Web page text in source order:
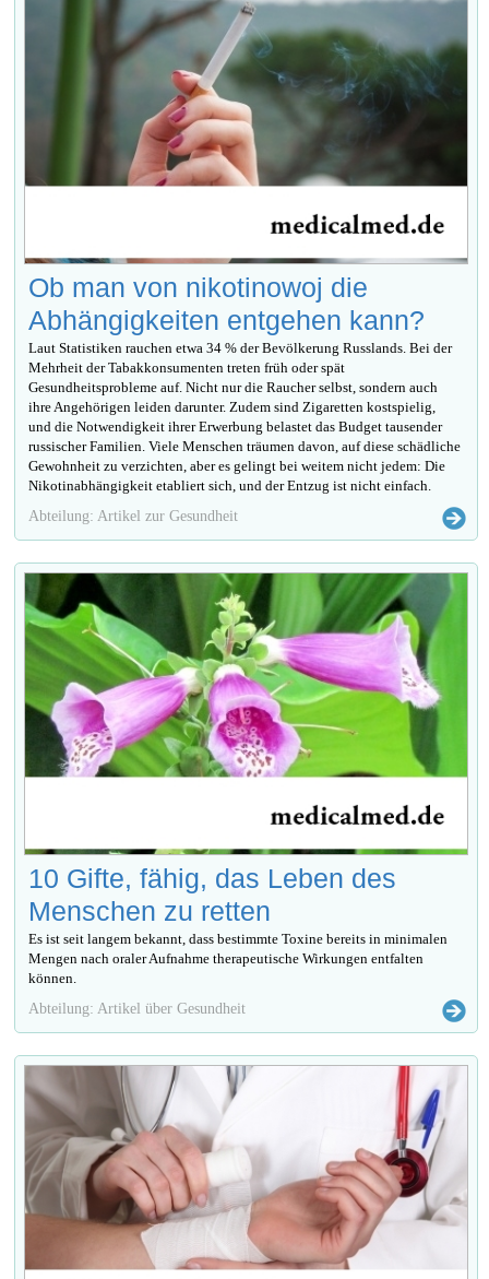
Ob man von nikotinowoj die
Abhängigkeiten entgehen kann?
Laut Statistiken rauchen etwa 34 % der Bevölkerung Russlands. Bei der
Mehrheit der Tabakkonsumenten treten früh oder spät
Gesundheitsprobleme auf. Nicht nur die Raucher selbst, sondern auch
ihre Angehörigen leiden darunter. Zudem sind Zigaretten kostspielig,
und die Notwendigkeit ihrer Erwerbung belastet das Budget tausender
russischer Familien. Viele Menschen träumen davon, auf diese schädliche
Gewohnheit zu verzichten, aber es gelingt bei weitem nicht jedem: Die
Nikotinabhängigkeit etabliert sich, und der Entzug ist nicht einfach.
Abteilung: Artikel zur Gesundheit
10 Gifte, fähig, das Leben des
Menschen zu retten
Es ist seit langem bekannt, dass bestimmte Toxine bereits in minimalen
Mengen nach oraler Aufnahme therapeutische Wirkungen entfalten
können.
Abteilung: Artikel über Gesundheit